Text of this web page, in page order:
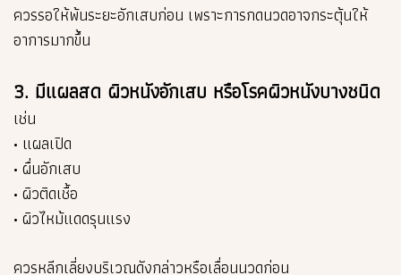
ควรรอให้พ้นระยะอักเสบก่อน เพราะการกดนวดอาจกระตุ้นให้
อาการมากขึ้น
3. มีแผลสด ผิวหนังอักเสบ หรือโรคผิวหนังบางชนิด
เช่น
• แผลเปิด
• ผื่นอักเสบ
• ผิวติดเชื้อ
• ผิวไหม้แดดรุนแรง
ควรหลีกเลี่ยงบริเวณดังกล่าวหรือเลื่อนนวดก่อน